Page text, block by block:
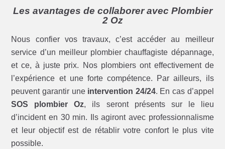
Les avantages de collaborer avec Plombier
2 Oz
Nous confier vos travaux, c’est accéder au meilleur
service d’un meilleur plombier chauffagiste dépannage,
et ce, à juste prix. Nos plombiers ont effectivement de
l’expérience et une forte compétence. Par ailleurs, ils
peuvent garantir une intervention 24/24. En cas d’appel
SOS plombier Oz, ils seront présents sur le lieu
d’incident en 30 min. Ils agiront avec professionnalisme
et leur objectif est de rétablir votre confort le plus vite
possible.